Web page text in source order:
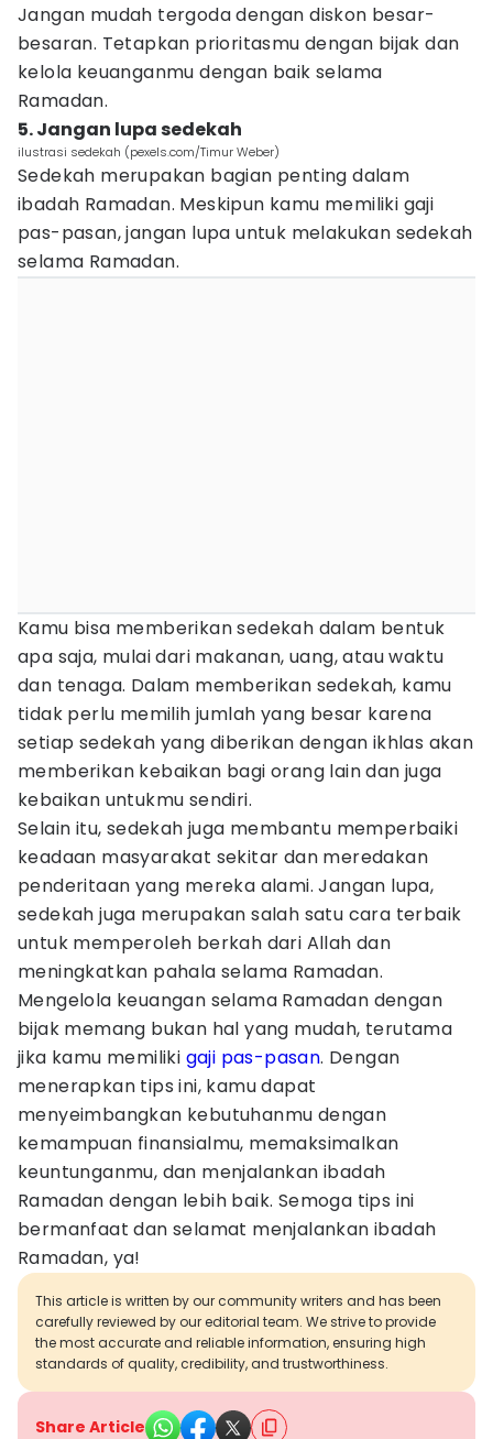
Jangan mudah tergoda dengan diskon besar-
besaran. Tetapkan prioritasmu dengan bijak dan
kelola keuanganmu dengan baik selama
Ramadan.
5. Jangan lupa sedekah
ilustrasi sedekah (pexels.com/Timur Weber)
Sedekah merupakan bagian penting dalam
ibadah Ramadan. Meskipun kamu memiliki gaji
pas-pasan, jangan lupa untuk melakukan sedekah
selama Ramadan.
Kamu bisa memberikan sedekah dalam bentuk
apa saja, mulai dari makanan, uang, atau waktu
dan tenaga. Dalam memberikan sedekah, kamu
tidak perlu memilih jumlah yang besar karena
setiap sedekah yang diberikan dengan ikhlas akan
memberikan kebaikan bagi orang lain dan juga
kebaikan untukmu sendiri.
Selain itu, sedekah juga membantu memperbaiki
keadaan masyarakat sekitar dan meredakan
penderitaan yang mereka alami. Jangan lupa,
sedekah juga merupakan salah satu cara terbaik
untuk memperoleh berkah dari Allah dan
meningkatkan pahala selama Ramadan.
Mengelola keuangan selama Ramadan dengan
bijak memang bukan hal yang mudah, terutama
jika kamu memiliki gaji pas-pasan. Dengan
menerapkan tips ini, kamu dapat
menyeimbangkan kebutuhanmu dengan
kemampuan finansialmu, memaksimalkan
keuntunganmu, dan menjalankan ibadah
Ramadan dengan lebih baik. Semoga tips ini
bermanfaat dan selamat menjalankan ibadah
Ramadan, ya!
This article is written by our community writers and has been
carefully reviewed by our editorial team. We strive to provide
the most accurate and reliable information, ensuring high
standards of quality, credibility, and trustworthiness.
Share Article